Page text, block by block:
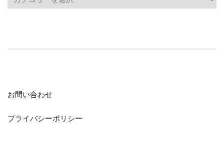
お問い合わせ
プライバシーポリシー